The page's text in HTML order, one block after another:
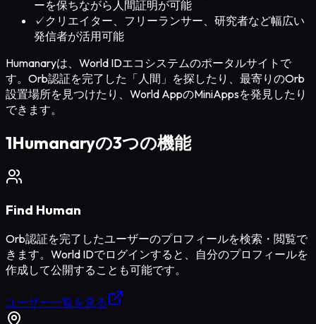
ーを保ちながら人間証明が可能
✓ クリエイター、フリーランサー、研究者など幅広い
発信者が活用可能
Humanaryは、World IDエコシステムのポータルサイトで
す。Orb認証を完了した「人間」を探したり、最寄りのOrb
設置場所を見つけたり、World AppのMiniAppsを発見したり
できます。
1Humanaryの3つの機能
Find Human
Orb認証を完了したユーザーのプロフィールを検索・閲覧で
きます。World IDでログインすると、自分のプロフィールを
作成して公開することも可能です。
ユーザー一覧を見る